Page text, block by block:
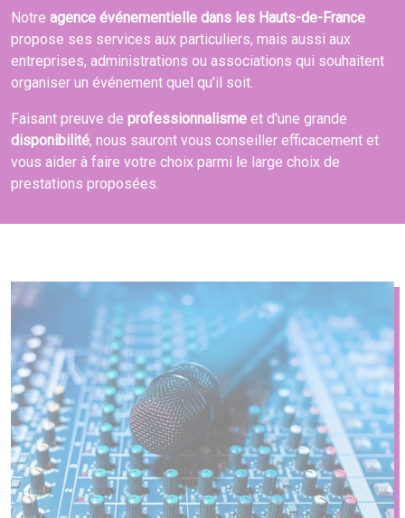
Notre agence événementielle dans les Hauts-de-France
propose ses services aux particuliers, mais aussi aux
entreprises, administrations ou associations qui souhaitent
organiser un événement quel qu'il soit.
Faisant preuve de professionnalisme et d'une grande
disponibilité, nous sauront vous conseiller efficacement et
vous aider à faire votre choix parmi le large choix de
prestations proposées.